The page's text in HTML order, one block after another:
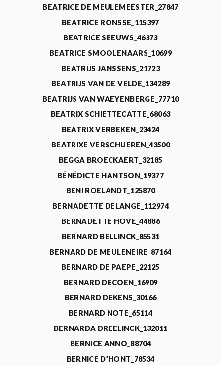
BEATRICE DE MEULEMEESTER_27847
BEATRICE RONSSE_115397
BEATRICE SEEUWS_46373
BEATRICE SMOOLENAARS_10699
BEATRIJS JANSSENS_21723
BEATRIJS VAN DE VELDE_134289
BEATRIJS VAN WAEYENBERGE_77710
BEATRIX SCHIETTECATTE_68063
BEATRIX VERBEKEN_23424
BEATRIXE VERSCHUEREN_43500
BEGGA BROECKAERT_32185
BÉNÉDICTE HANTSON_19377
BENI ROELANDT_125870
BERNADETTE DELANGE_112974
BERNADETTE HOVE_44886
BERNARD BELLINCK_85531
BERNARD DE MEULENEIRE_87164
BERNARD DE PAEPE_22125
BERNARD DECOEN_16909
BERNARD DEKENS_30166
BERNARD NOTE_65114
BERNARDA DREELINCK_132011
BERNICE ANNO_88704
BERNICE D’HONT_78534